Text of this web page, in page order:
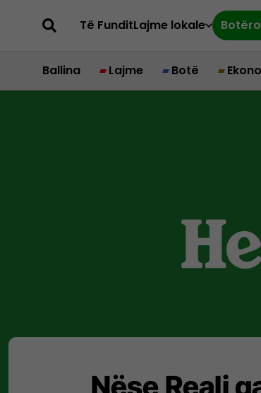
Të FunditLajme lokale
Ballina Lajme Botë
Nëse Reali